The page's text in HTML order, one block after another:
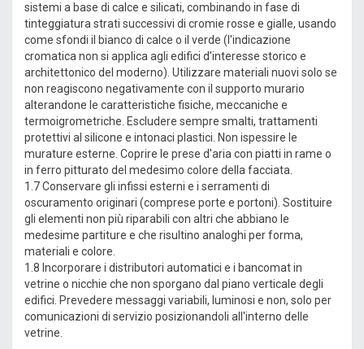
sistemi a base di calce e silicati, combinando in fase di
tinteggiatura strati successivi di cromie rosse e gialle, usando
come sfondi il bianco di calce o il verde (l'indicazione
cromatica non si applica agli edifici d'interesse storico e
architettonico del moderno). Utilizzare materiali nuovi solo se
non reagiscono negativamente con il supporto murario
alterandone le caratteristiche fisiche, meccaniche e
termoigrometriche. Escludere sempre smalti, trattamenti
protettivi al silicone e intonaci plastici. Non ispessire le
murature esterne. Coprire le prese d'aria con piatti in rame o
in ferro pitturato del medesimo colore della facciata.
1.7 Conservare gli infissi esterni e i serramenti di
oscuramento originari (comprese porte e portoni). Sostituire
gli elementi non più riparabili con altri che abbiano le
medesime partiture e che risultino analoghi per forma,
materiali e colore.
1.8 Incorporare i distributori automatici e i bancomat in
vetrine o nicchie che non sporgano dal piano verticale degli
edifici. Prevedere messaggi variabili, luminosi e non, solo per
comunicazioni di servizio posizionandoli all'interno delle
vetrine.